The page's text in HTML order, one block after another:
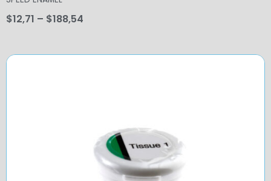
$12,71 – $188,54